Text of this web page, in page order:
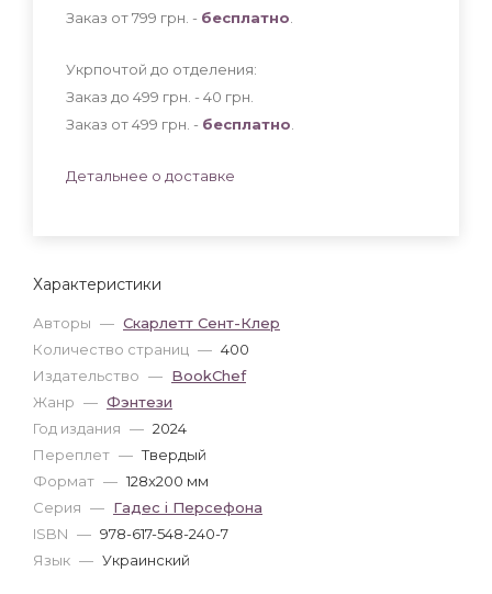
Характеристики
Авторы — Скарлетт Сент-Клер
Количество страниц — 400
Издательство — BookChef
Жанр — Фэнтези
Год издания — 2024
Переплет — Твердый
Формат — 128x200 мм
Серия — Гадес і Персефона
ISBN — 978-617-548-240-7
Язык — Украинский
Заказ от 799 грн. - бесплатно
Укрпочтой до отделения:
Заказ до 499 грн. - 40 грн
Заказ от 499 грн. - бесплатно
Детальнее о доставке